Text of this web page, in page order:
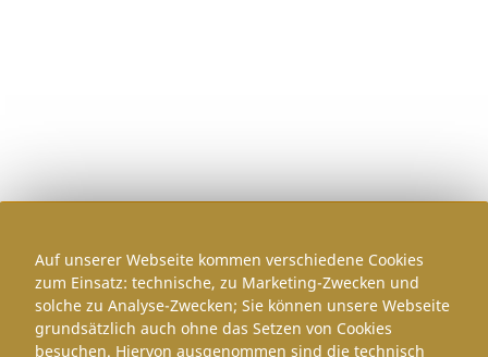
Auf unserer Webseite kommen verschiedene Cookies
zum Einsatz: technische, zu Marketing-Zwecken und
solche zu Analyse-Zwecken; Sie können unsere Webseite
grundsätzlich auch ohne das Setzen von Cookies
besuchen. Hiervon ausgenommen sind die technisch